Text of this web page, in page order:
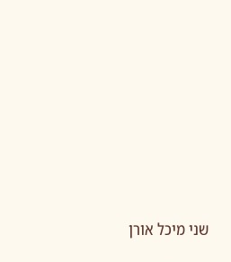
שני מיכל אורן